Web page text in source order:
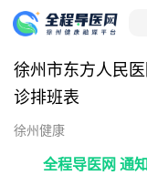
徐州市东方人民
诊排班表
徐州健康
全程导医网 通知